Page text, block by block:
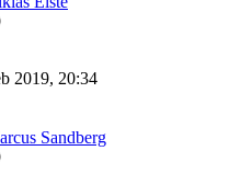
2019, 20:34
Sandberg